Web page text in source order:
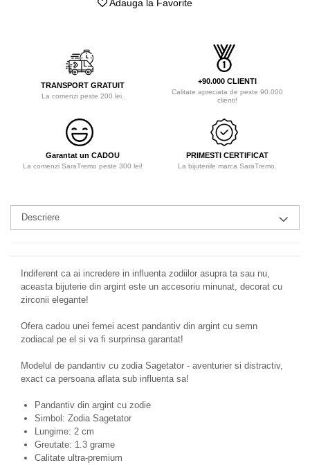
Adauga la Favorite
TRANSPORT GRATUIT
La comenzi peste 200 lei.
+90.000 CLIENTI
Calitate apreciata de peste 90.000
clienti!
Garantat un CADOU
La comenzi SaraTremo peste 300 lei!
PRIMESTI CERTIFICAT
La bijuteriile marca SaraTremo.
Descriere
Indiferent ca ai incredere in influenta zodiilor asupra ta sau nu,
aceasta bijuterie din argint este un accesoriu minunat, decorat cu
zirconii elegante!
Ofera cadou unei femei acest pandantiv din argint cu semn
zodiacal pe el si va fi surprinsa garantat!
Modelul de pandantiv cu zodia Sagetator - aventurier si distractiv,
exact ca persoana aflata sub influenta sa!
Pandantiv din argint cu zodie
Simbol: Zodia Sagetator
Lungime: 2 cm
Greutate: 1.3 grame
Calitate ultra-premium